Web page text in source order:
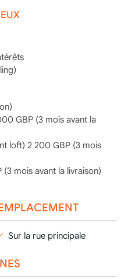
GBP (3 mois avant la
loft) 2 200 GBP (3 mois
mois avant la livraison)
Sur la rue principale